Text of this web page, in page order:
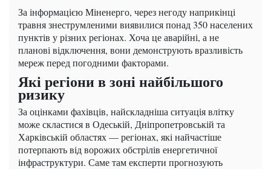
За інформацією Міненерго, через негоду наприкінці
травня знеструмленими виявилися понад 350 населених
пунктів у різних регіонах. Хоча це аварійні, а не
планові відключення, вони демонструють вразливість
мереж перед погодними факторами.
Які регіони в зоні найбільшого
ризику
За оцінками фахівців, найскладніша ситуація влітку
може скластися в Одеській, Дніпропетровській та
Харківській областях — регіонах, які найчастіше
потерпають від ворожих обстрілів енергетичної
інфраструктури. Саме там експерти прогнозують